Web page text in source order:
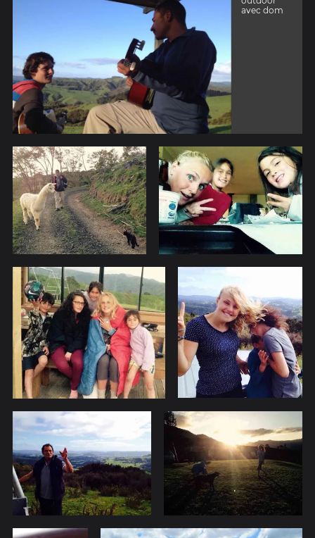
avec dom